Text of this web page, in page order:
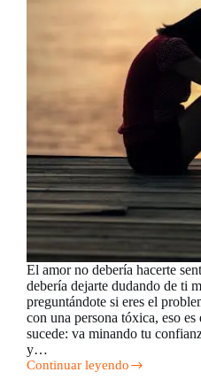
El amor no debería hacerte
debería dejarte dudando de ti
preguntándote si eres el
con una persona tóxica, eso es
sucede: va minando tu
y…
Continuar leyendo
Maneras